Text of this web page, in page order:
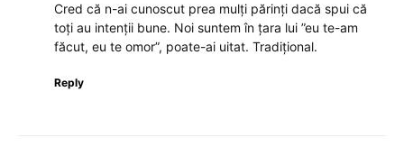
Cred că n-ai cunoscut prea mulți părinți dacă spui că
toți au intenții bune. Noi suntem în țara lui ”eu te-am
făcut, eu te omor”, poate-ai uitat. Tradițional.
Reply